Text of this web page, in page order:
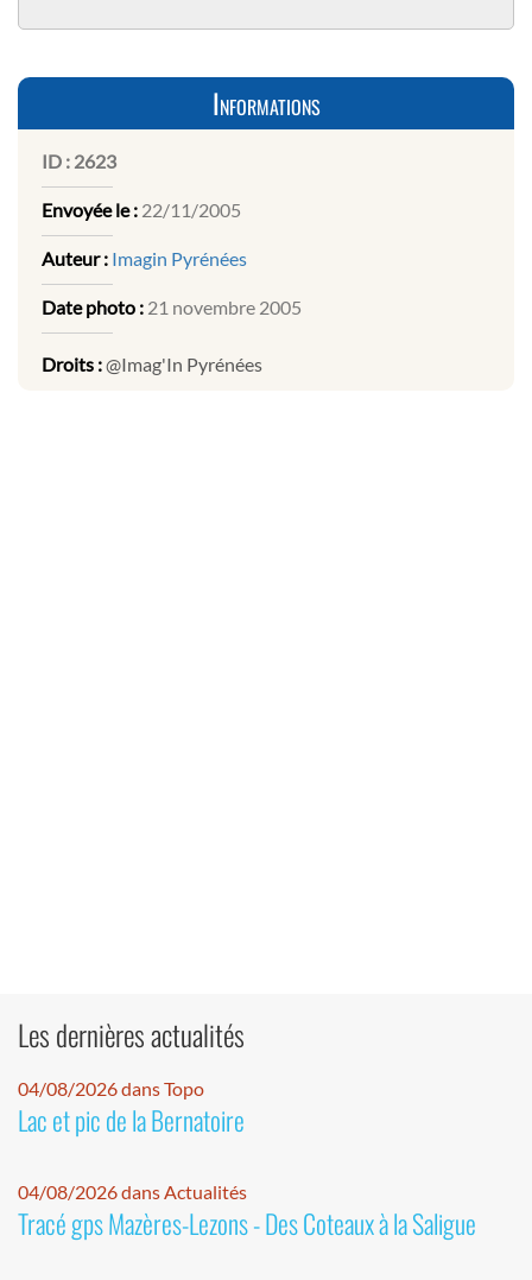
Informations
ID : 2623
Envoyée le : 22/11/2005
Auteur : Imagin Pyrénées
Date photo : 21 novembre 2005
Droits :@Imag'In Pyrénées
Les dernières actualités
04/08/2026 dans Topo
Lac et pic de la Bernatoire
04/08/2026 dans Actualités
Tracé gps Mazères-Lezons - Des Coteaux à la Saligue